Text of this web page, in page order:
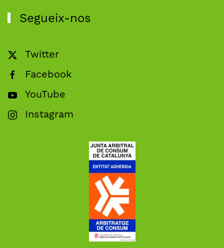
Segueix-nos
Twitter
Facebook
YouTube
Instagram